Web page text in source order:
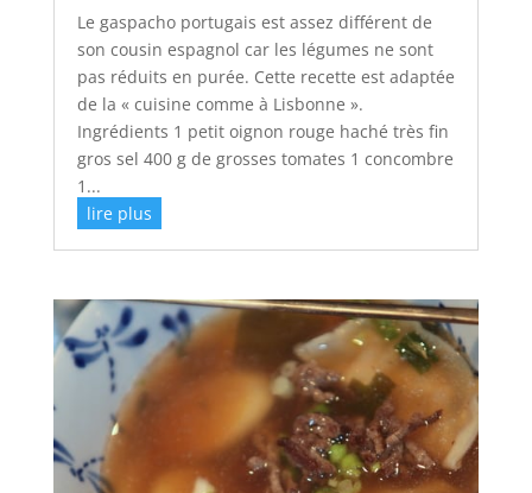
Le gaspacho portugais est assez différent de
son cousin espagnol car les légumes ne sont
pas réduits en purée. Cette recette est adaptée
de la « cuisine comme à Lisbonne ».
Ingrédients 1 petit oignon rouge haché très fin
gros sel 400 g de grosses tomates 1 concombre
1...
lire plus